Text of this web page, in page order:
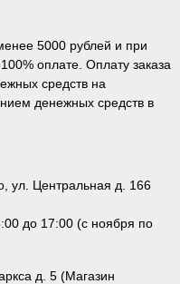
5000 рублей и при
оплате. Оплату заказа
средств на
денежных средств в
ул. Центральная д. 166
до 17:00 (с ноября по
д. 5 (Магазин